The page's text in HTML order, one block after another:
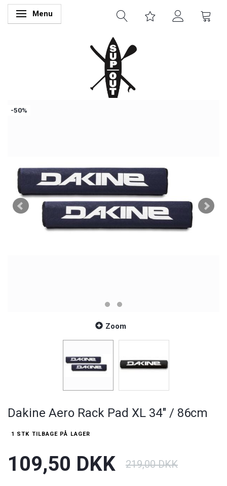
Skifte navigation
Menu
-50%
Zoom
Dakine Aero Rack Pad XL 34" / 86cm
1 STK TILBAGE PÅ LAGER
109,50 DKK 219,00 DKK